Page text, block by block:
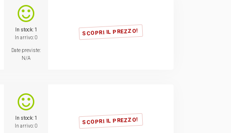
SCOPRI IL PREZZO!
In stock: 1
In arrivo: 0
Date previste:
N/A
SCOPRI IL PREZZO!
In stock: 1
In arrivo: 0